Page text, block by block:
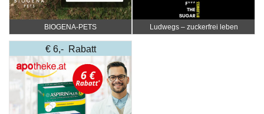
BIOGENA-PETS Ludwegs – zuckerfrei leben
€ 6,- Rabatt